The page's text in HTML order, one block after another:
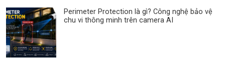
Perimeter Protection là gì? Công nghệ bảo vệ
chu vi thông minh trên camera AI